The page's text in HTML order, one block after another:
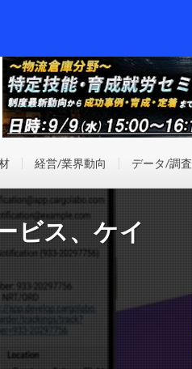
経営/業界動向 データ/調査
ビス、ケイ